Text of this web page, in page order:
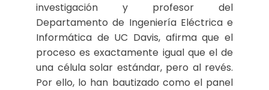
investigación y profesor del
Departamento de Ingeniería Eléctrica e
Informática de UC Davis, afirma que el
proceso es exactamente igual que el de
una célula solar estándar, pero al revés.
Por ello, lo han bautizado como el panel